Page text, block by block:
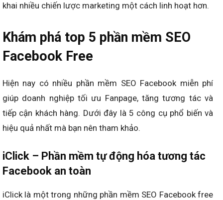
khai nhiều chiến lược marketing một cách linh hoạt hơn.
Khám phá top 5 phần mềm SEO
Facebook Free
Hiện nay có nhiều phần mềm SEO Facebook miễn phí
giúp doanh nghiệp tối ưu Fanpage, tăng tương tác và
tiếp cận khách hàng. Dưới đây là 5 công cụ phổ biến và
hiệu quả nhất mà bạn nên tham khảo.
iClick – Phần mềm tự động hóa tương tác
Facebook an toàn
iClick là một trong những phần mềm SEO Facebook free